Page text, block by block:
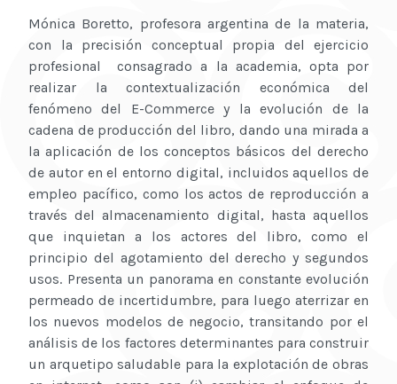
Mónica Boretto, profesora argentina de la materia,
con la precisión conceptual propia del ejercicio
profesional consagrado a la academia, opta por
realizar la contextualización económica del
fenómeno del E-Commerce y la evolución de la
cadena de producción del libro, dando una mirada a
la aplicación de los conceptos básicos del derecho
de autor en el entorno digital, incluidos aquellos de
empleo pacífico, como los actos de reproducción a
través del almacenamiento digital, hasta aquellos
que inquietan a los actores del libro, como el
principio del agotamiento del derecho y segundos
usos. Presenta un panorama en constante evolución
permeado de incertidumbre, para luego aterrizar en
los nuevos modelos de negocio, transitando por el
análisis de los factores determinantes para construir
un arquetipo saludable para la explotación de obras